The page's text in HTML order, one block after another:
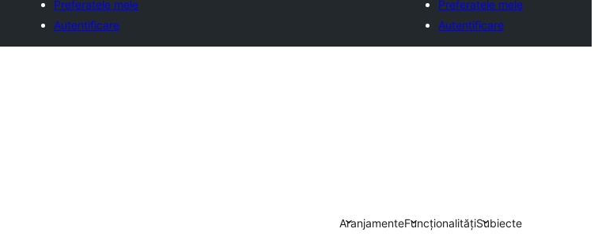
Preferatele mele
Autentificare
Preferatele mele
Autentificare
AranjamenteFuncționalitățiSubiecte